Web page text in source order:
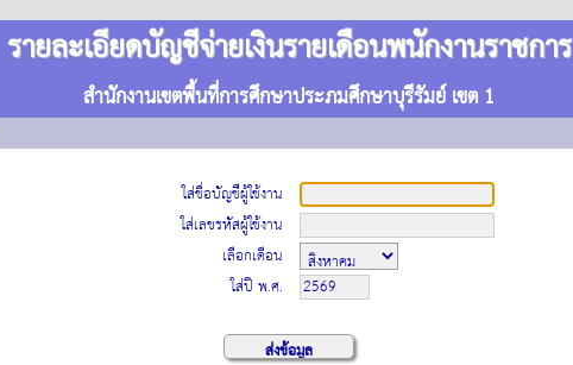
รายละเอียดบัญชีจ่ายเงินรายเดือนพนักงานราชการ
สำนักงานเขตพื้นที่การศึกษาประภมศึกษาบุรีรัมย์ เขต 1
ใส่ชื่อบัญชีผู้ใช้งาน
ใส่เลขรหัสผู้ใช้งาน
เลือกเดือน
ใส่ปี พ.ศ.